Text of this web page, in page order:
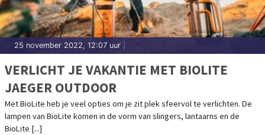
25 november 2022, 12:07 uur
VERLICHT JE VAKANTIE MET BIOLITE
JAEGER OUTDOOR
Met BioLite heb je veel opties om je zit plek sfeervol te verlichten. De
lampen van BioLite komen in de vorm van slingers, lantaarns en de
BioLite [...]